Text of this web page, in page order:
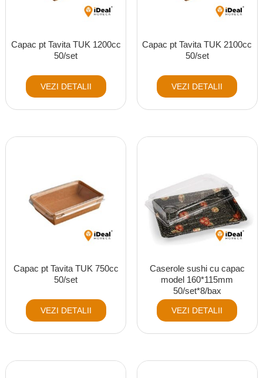
Capac pt Tavita TUK 1200cc
50/set
VEZI DETALII
Capac pt Tavita TUK 2100cc
50/set
VEZI DETALII
Capac pt Tavita TUK 750cc
50/set
VEZI DETALII
Caserole sushi cu capac
model 160*115mm
50/set*8/bax
VEZI DETALII